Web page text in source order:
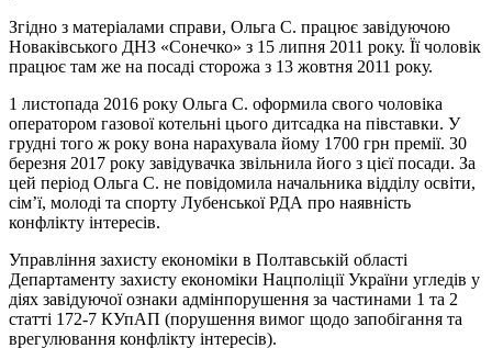
Згідно з матеріалами справи, Ольга С. працює завідуючою
Новаківського ДНЗ «Сонечко» з 15 липня 2011 року. Її чоловік
працює там же на посаді сторожа з 13 жовтня 2011 року.
1 листопада 2016 року Ольга С. оформила свого чоловіка
оператором газової котельні цього дитсадка на півставки. У
грудні того ж року вона нарахувала йому 1700 грн премії. 30
березня 2017 року завідувачка звільнила його з цієї посади. За
цей період Ольга С. не повідомила начальника відділу освіти,
сім’ї, молоді та спорту Лубенської РДА про наявність
конфлікту інтересів.
Управління захисту економіки в Полтавській області
Департаменту захисту економіки Нацполіції України угледів у
діях завідуючої ознаки адмінпорушення за частинами 1 та 2
статті 172-7 КУпАП (порушення вимог щодо запобігання та
врегулювання конфлікту інтересів).